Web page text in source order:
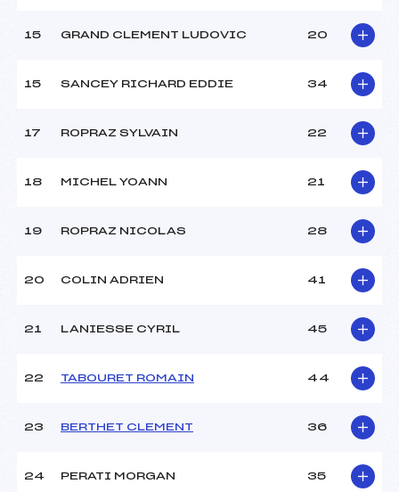
Température départ :
-6
47.1400
Catégorie :
Min->Mas
15 GRAND CLEMENT LUDOVIC 20
15 SANCEY RICHARD EDDIE 34
17 ROPRAZ SYLVAIN 22
18 MICHEL YOANN 21
19 ROPRAZ NICOLAS 28
20 COLIN ADRIEN 41
21 LANIESSE CYRIL 45
22 TABOURET ROMAIN 44
23 BERTHET CLEMENT 36
24 PERATI MORGAN 35